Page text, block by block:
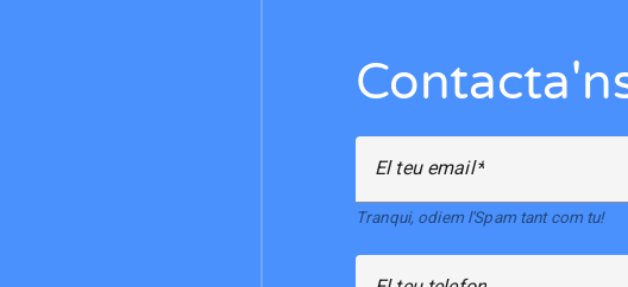
El teu email
Tranqui, odiem l'Spam tant com tu!